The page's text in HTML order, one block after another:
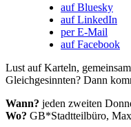
auf Bluesky
auf LinkedIn
per E-Mail
auf Facebook
Lust auf Karteln,
Gleichgesinnten? Dann
Wann? jeden zweiten
Wo? GB*Stadtteilbüro,